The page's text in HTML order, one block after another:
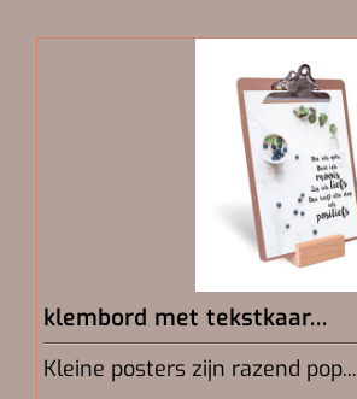
klembord met tekstkaar...
Kleine posters zijn razend pop...